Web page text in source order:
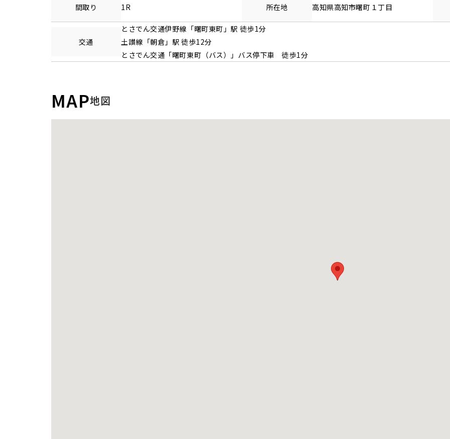
間取り 1R 所在地 高知県高知市曙町 １丁目
交通
とさでん交通伊野線 「曙町東町 」駅 徒歩1分
土讃線 「朝倉 」駅 徒歩12分
とさでん交通「曙町東町（バス）」バス停下車 徒歩1分
MAP地図